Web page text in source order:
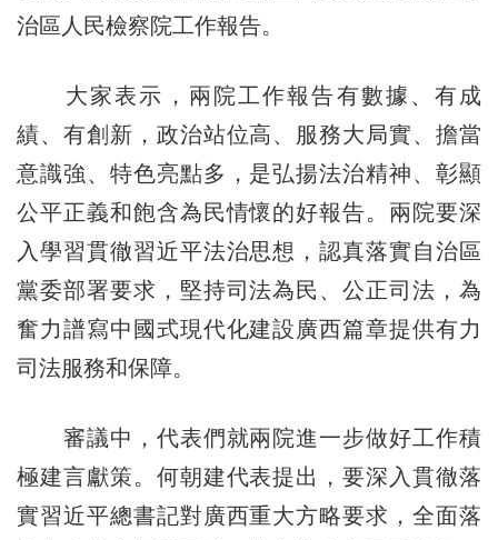
治區人民檢察院工作報告。
大家表示，兩院工作報告有數據、有成
績、有創新，政治站位高、服務大局實、擔當
意識強、特色亮點多，是弘揚法治精神、彰顯
公平正義和飽含為民情懷的好報告。兩院要深
入學習貫徹習近平法治思想，認真落實自治區
黨委部署要求，堅持司法為民、公正司法，為
奮力譜寫中國式現代化建設廣西篇章提供有力
司法服務和保障。
審議中，代表們就兩院進一步做好工作積
極建言獻策。何朝建代表提出，要深入貫徹落
實習近平總書記對廣西重大方略要求，全面落